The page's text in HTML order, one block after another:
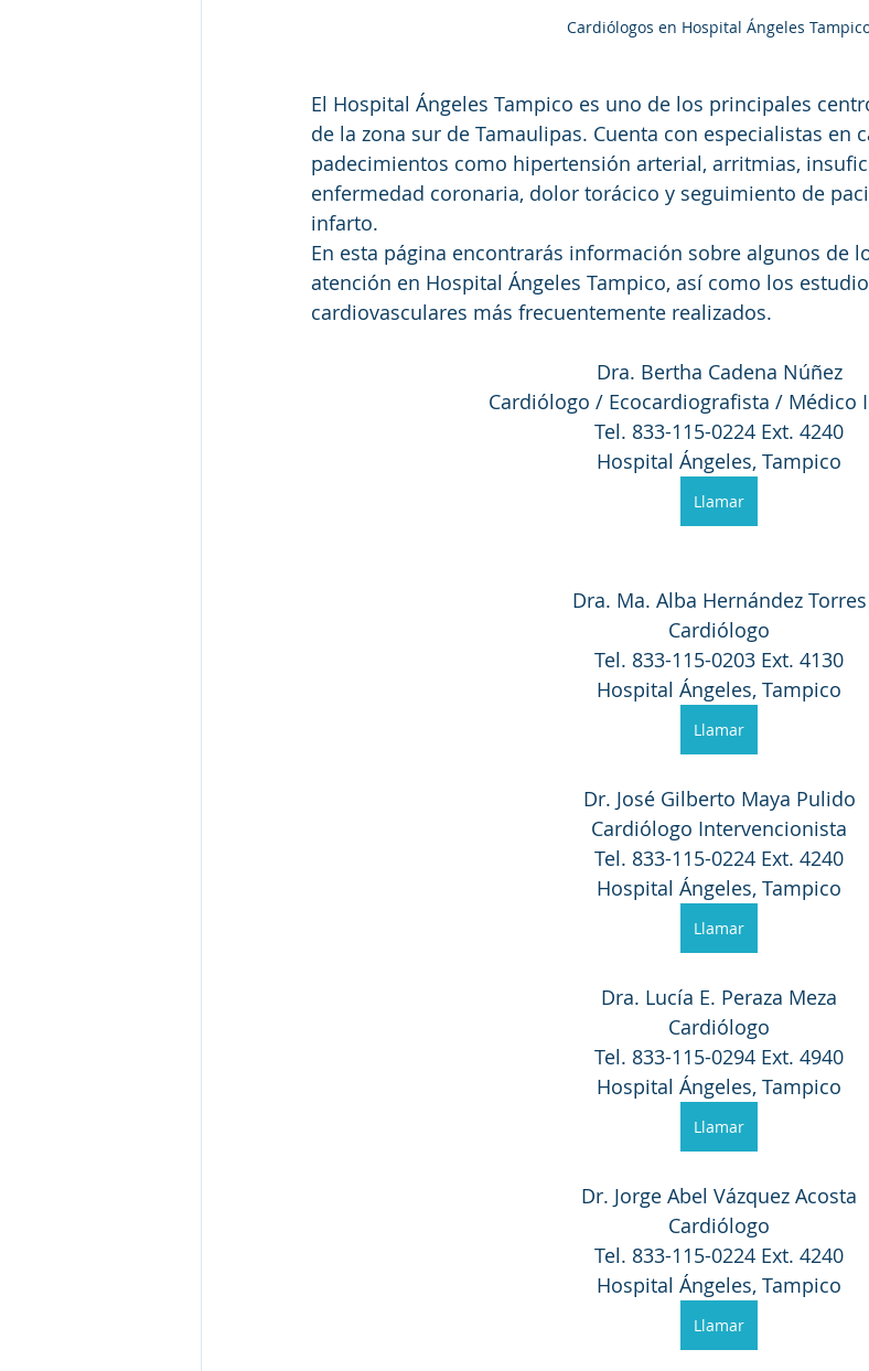
Cardiólogos en Hospital Ángeles
El Hospital Ángeles Tampico es uno de los principales
de la zona sur de Tamaulipas. Cuenta con especialistas en
padecimientos como hipertensión arterial, arritmias,
enfermedad coronaria, dolor torácico y seguimiento de
infarto.
En esta página encontrarás información sobre algunos de
atención en Hospital Ángeles Tampico, así como los
cardiovasculares más frecuentemente realizados.
Dra. Bertha Cadena Núñez
Cardiólogo / Ecocardiografista / Médico
Tel. 833-115-0224 Ext. 4240
Hospital Ángeles, Tampico
Llamar
Dra. Ma. Alba Hernández Torres
Cardiólogo
Tel. 833-115-0203 Ext. 4130
Hospital Ángeles, Tampico
Llamar
Dr. José Gilberto Maya Pulido
Cardiólogo Intervencionista
Tel. 833-115-0224 Ext. 4240
Hospital Ángeles, Tampico
Llamar
Dra. Lucía E. Peraza Meza
Cardiólogo
Tel. 833-115-0294 Ext. 4940
Hospital Ángeles, Tampico
Llamar
Dr. Jorge Abel Vázquez Acosta
Cardiólogo
Tel. 833-115-0224 Ext. 4240
Hospital Ángeles, Tampico
Llamar